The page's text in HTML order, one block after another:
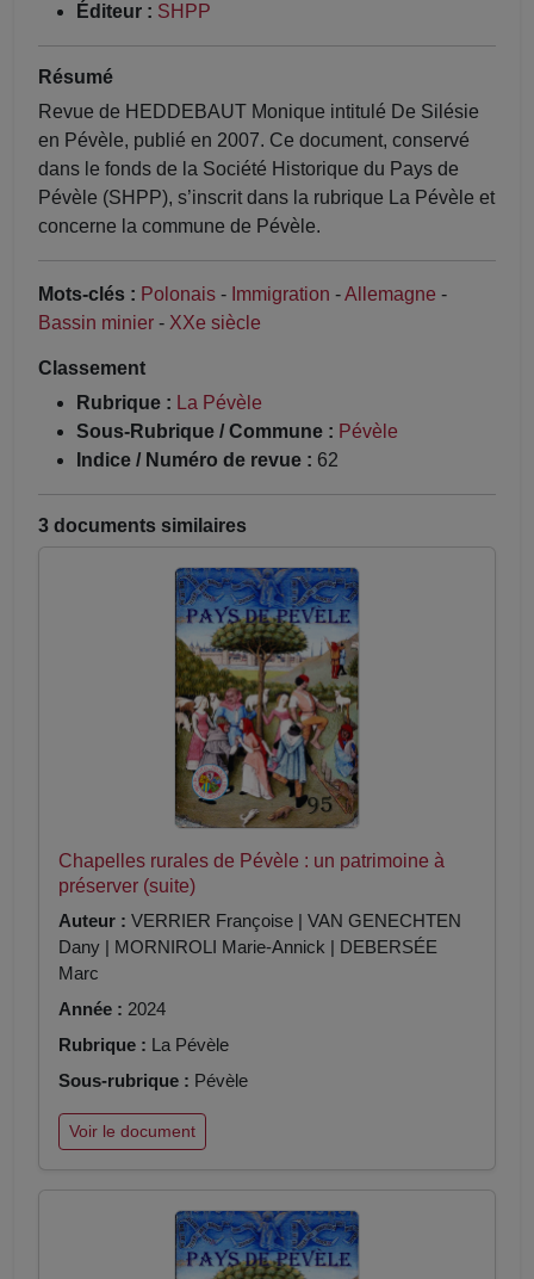
Éditeur : SHPP
Résumé
Revue de HEDDEBAUT Monique intitulé De Silésie
en Pévèle, publié en 2007. Ce document, conservé
dans le fonds de la Société Historique du Pays de
Pévèle (SHPP), s’inscrit dans la rubrique La Pévèle et
concerne la commune de Pévèle.
Mots-clés : Polonais - Immigration -Allemagne -
Bassin minier - XXe siècle
Classement
Rubrique : La Pévèle
Sous-Rubrique / Commune : Pévèle
Indice / Numéro de revue : 62
3 documents similaires
Chapelles rurales de Pévèle : un patrimoine à
préserver (suite)
Auteur : VERRIER Françoise | VAN GENECHTEN
Dany | MORNIROLI Marie-Annick | DEBERSÉE
Marc
Année : 2024
Rubrique : La Pévèle
Sous-rubrique : Pévèle
Voir le document